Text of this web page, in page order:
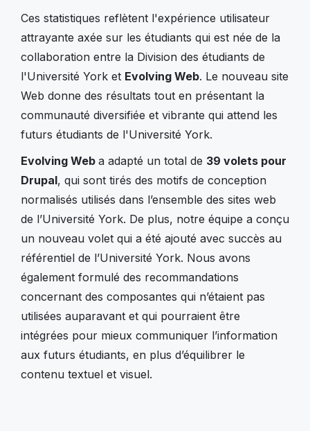
Ces statistiques reflètent l'expérience utilisateur
attrayante axée sur les étudiants qui est née de la
collaboration entre la Division des étudiants de
l'Université York et Evolving Web. Le nouveau site
Web donne des résultats tout en présentant la
communauté diversifiée et vibrante qui attend les
futurs étudiants de l'Université York.
Evolving Web a adapté un total de 39 volets pour
Drupal, qui sont tirés des motifs de conception
normalisés utilisés dans l’ensemble des sites web
de l’Université York. De plus, notre équipe a conçu
un nouveau volet qui a été ajouté avec succès au
référentiel de l’Université York. Nous avons
également formulé des recommandations
concernant des composantes qui n’étaient pas
utilisées auparavant et qui pourraient être
intégrées pour mieux communiquer l’information
aux futurs étudiants, en plus d’équilibrer le
contenu textuel et visuel.